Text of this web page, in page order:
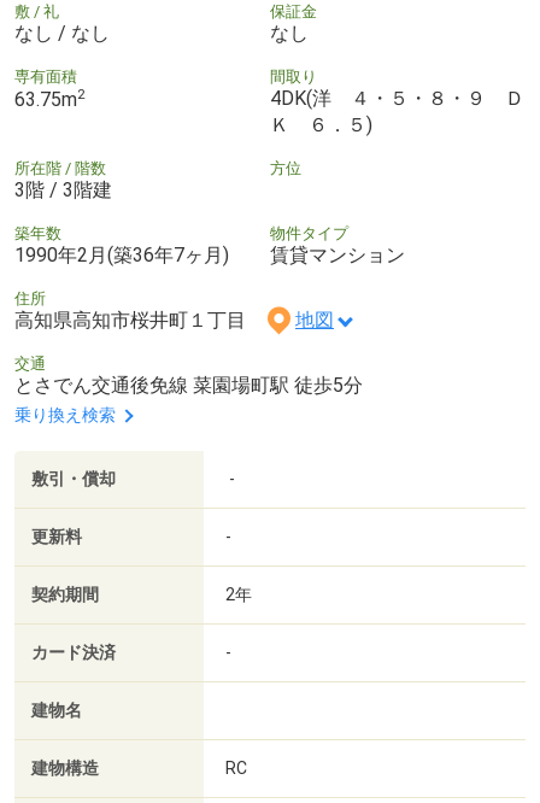
敷 / 礼
なし / なし
保証金
なし
専有面積
63.75m2
間取り
4DK(洋 ４・５・８・９ Ｄ
Ｋ ６．５)
所在階 / 階数
3階 / 3階建
方位
築年数
1990年2月(築36年7ヶ月)
物件タイプ
賃貸マンション
住所
高知県高知市桜井町１丁目 地図
交通
とさでん交通後免線 菜園場町駅 徒歩5分
乗り換え検索
敷引・償却 -
更新料 -
契約期間 2年
カード決済 -
建物名
建物構造 RC